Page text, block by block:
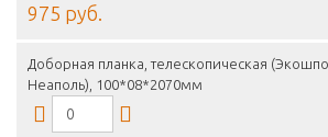
975 руб.
Доборная планка, телескопическая
Неаполь), 100*08*2070мм